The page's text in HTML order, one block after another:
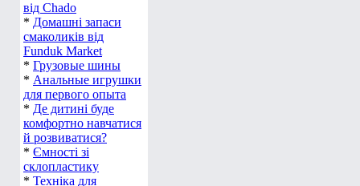
від Chado
* Домашні запаси
смаколиків від
Funduk Market
* Грузовые шины
* Анальные игрушки
для первого опыта
* Де дитині буде
комфортно навчатися
й розвиватися?
* Ємності зі
склопластику
* Техніка для